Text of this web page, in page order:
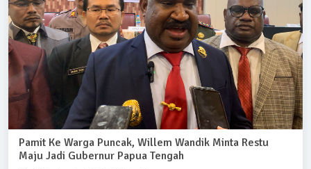
Pamit Ke Warga Puncak, Willem Wandik Minta Restu
Maju Jadi Gubernur Papua Tengah